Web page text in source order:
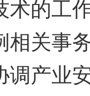
术的工
相关事
调产业